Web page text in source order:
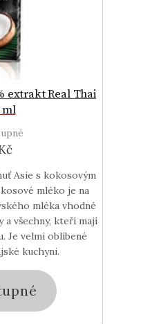
extrakt Real Thai
ml
Asie s kokosovým
mléko je na
mléka vhodné
a všechny, kteří mají
Je velmi oblíbené
kuchyni.